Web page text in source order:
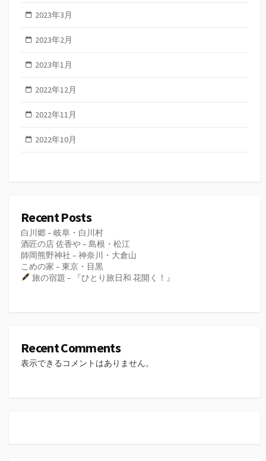
2023年3月
2023年2月
2023年1月
2022年12月
2022年11月
2022年10月
Recent Posts
白川郷 – 岐阜・白川村
酒匠の店 佐香や – 島根・松江
師岡熊野神社 – 神奈川・大倉山
こめの家 – 東京・目黒
旅の宿題 – 『ひとり旅日和 花開く！』
Recent Comments
表示できるコメントはありません。